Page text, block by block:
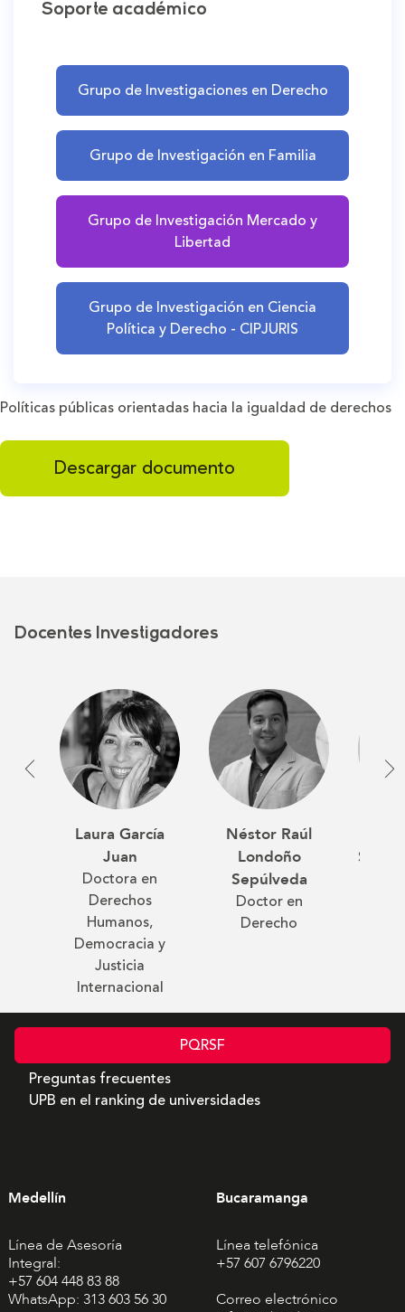
Soporte académico
Grupo de Investigaciones en Derecho
Grupo de Investigación en Familia
Grupo de Investigación Mercado y
Libertad
Grupo de Investigación en Ciencia
Política y Derecho - CIPJURIS
Políticas públicas orientadas hacia la igualdad de derechos
Descargar documento
Docentes Investigadores
Laura García
Juan
Doctora en
Derechos
Humanos,
Democracia y
Justicia
Internacional
Néstor Raúl
Londoño
Sepúlveda
Doctor en
Derecho
PQRSF
Preguntas frecuentes
UPB en el ranking de universidades
Medellín
Línea de Asesoría
Integral:
+57 604 448 83 88
WhatsApp: 313 603 56 30
Bucaramanga
Línea telefónica
+57 607 6796220
Correo electrónico